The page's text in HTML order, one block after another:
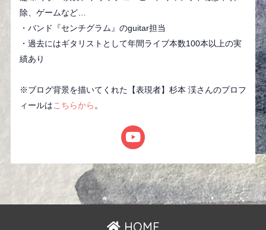
除、ゲームなど…
・バンド『センチグラム』のguitar担当
・過去にはギタリストとして年間ライブ本数100本以上の実
績あり
※ブログ背景を描いてくれた【表現者】杉本 渓さんのプロフ
ィールはこちらから 。
HOME